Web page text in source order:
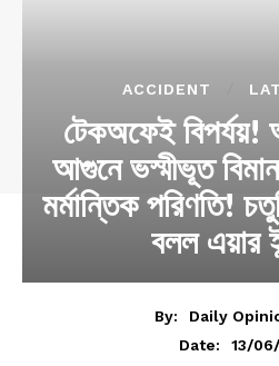
ACCIDENT
টেকঅফেই
আগুনে ভস্মীভূত
মর্মান্তিক পরিণতি!
বলল এয়ার
By:
Daily
Date:
13/